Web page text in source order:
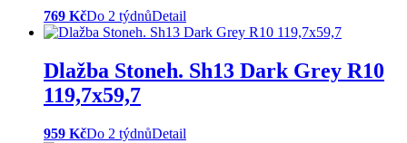
769 KčDo 2 týdnůDetail
Dlažba Stoneh. Sh13 Dark Grey R10
119,7x59,7
959 KčDo 2 týdnůDetail